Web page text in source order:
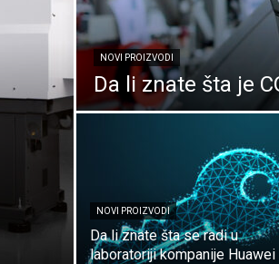
NOVI PROIZVODI
Da li znate šta je
NOVI PROIZVODI
Da li znate šta se radi u
laboratoriji kompanije Huawei